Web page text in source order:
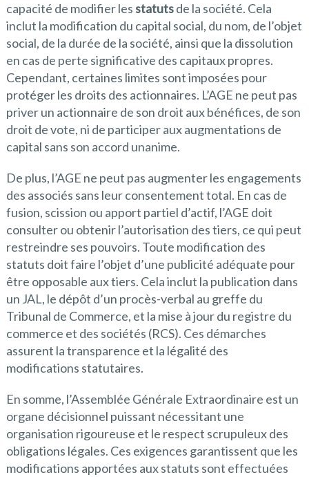
capacité de modifier lesstatutsde la société. Cela
inclut la modification du capital social, du nom, de l’objet
social, de la durée de la société, ainsi que la dissolution
en cas de perte significative des capitaux propres.
Cependant, certaines limites sont imposées pour
protéger les droits des actionnaires. L’AGE ne peut pas
priver un actionnaire de son droit aux bénéfices, de son
droit de vote, ni de participer aux augmentations de
capital sans son accord unanime.
De plus, l’AGE ne peut pas augmenter les engagements
des associés sans leur consentement total. En cas de
fusion, scission ou apport partiel d’actif, l’AGE doit
consulter ou obtenir l’autorisation des tiers, ce qui peut
restreindre ses pouvoirs. Toute modification des
statuts doit faire l’objet d’une publicité adéquate pour
être opposable aux tiers. Cela inclut la publication dans
un JAL, le dépôt d’un procès-verbal au greffe du
Tribunal de Commerce, et la mise à jour du registre du
commerce et des sociétés (RCS). Ces démarches
assurent la transparence et la légalité des
modifications statutaires.
En somme, l’Assemblée Générale Extraordinaire est un
organe décisionnel puissant nécessitant une
organisation rigoureuse et le respect scrupuleux des
obligations légales. Ces exigences garantissent que les
modifications apportées aux statuts sont effectuées